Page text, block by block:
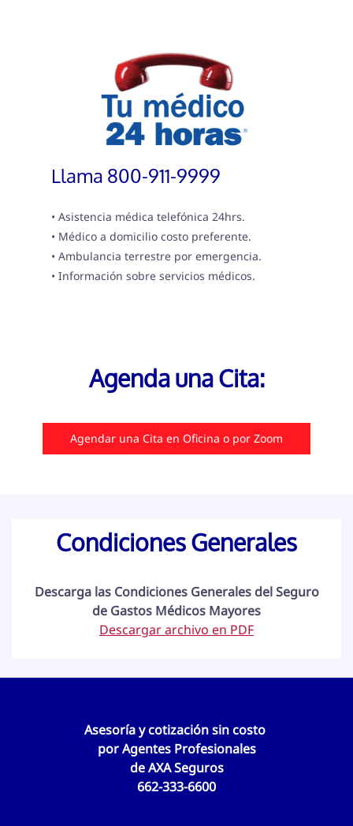
Llama 800-911-9999
• Asistencia médica telefónica 24hrs.
• Médico a domicilio costo preferente.
• Ambulancia terrestre por emergencia.
• Información sobre servicios médicos.
Agenda una Cita:
Agendar una Cita en Oficina o por Zoom
Condiciones Generales
Descarga las Condiciones Generales del Seguro
de Gastos Médicos Mayores
Descargar archivo en PDF
Asesoría y cotización sin costo
porAgentes Profesionales
de AXA Seguros
662-333-6600